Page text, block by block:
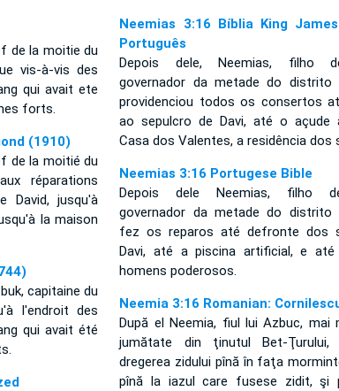
de la moitie du
vis-à-vis des
qui avait ete
forts.
(1910)
de la moitié du
réparations
David, jusqu'à
la maison
capitaine du
l'endroit des
qui avait été
Neemias 3:16 Bíblia King
Português
Depois dele, Neemias, filho
governador da metade do distrito
providenciou todos os consertos
ao sepulcro de Davi, até o açude
Casa dos Valentes, a residência dos
Neemias 3:16 Portugese Bible
Depois dele Neemias, filho
governador da metade do distrito
fez os reparos até defronte dos
Davi, até a piscina artificial, e
homens poderosos.
Neemia 3:16 Romanian:
După el Neemia, fiul lui Azbuc, mai
jumătate din ţinutul Bet-
dregerea zidului pînă în faţa
pînă la iazul care fusese zidit, şi